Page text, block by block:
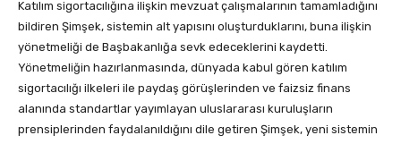
Katılım sigortacılığına ilişkin mevzuat çalışmalarının tamamladığını
bildiren Şimşek, sistemin alt yapısını oluşturduklarını, buna ilişkin
yönetmeliği de Başbakanlığa sevk edeceklerini kaydetti.
Yönetmeliğin hazırlanmasında, dünyada kabul gören katılım
sigortacılığı ilkeleri ile paydaş görüşlerinden ve faizsiz finans
alanında standartlar yayımlayan uluslararası kuruluşların
prensiplerinden faydalanıldığını dile getiren Şimşek, yeni sistemin